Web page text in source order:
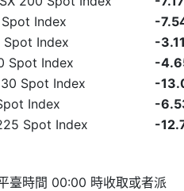
Index
-
Index
-
Spot Index
-
Spot Index
-
Index
-
Spot Index -
臺時間 00:00 時收取或者派